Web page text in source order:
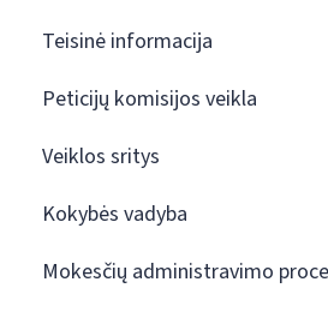
Teisinė informacija
Peticijų komisijos veikla
Veiklos sritys
Kokybės vadyba
Mokesčių administravimo